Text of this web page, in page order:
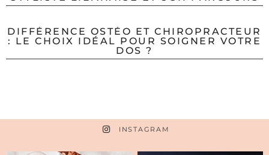
DIFFÉRENCE OSTÉO ET CHIROPRACTEUR
: LE CHOIX IDÉAL POUR SOIGNER VOTRE
DOS ?
INSTAGRAM